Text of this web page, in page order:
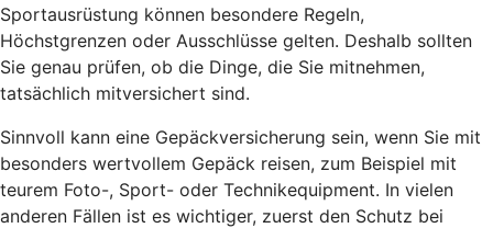
Sportausrüstung können besondere Regeln,
Höchstgrenzen oder Ausschlüsse gelten. Deshalb sollten
Sie genau prüfen, ob die Dinge, die Sie mitnehmen,
tatsächlich mitversichert sind.
Sinnvoll kann eine Gepäckversicherung sein, wenn Sie mit
besonders wertvollem Gepäck reisen, zum Beispiel mit
teurem Foto-, Sport- oder Technikequipment. In vielen
anderen Fällen ist es wichtiger, zuerst den Schutz bei